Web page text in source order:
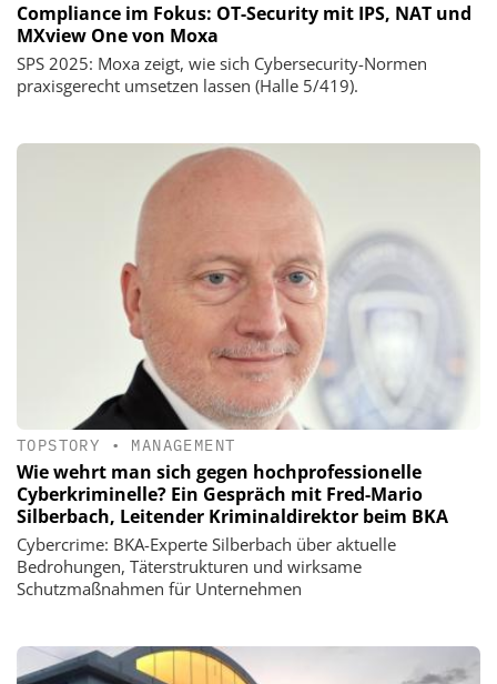
Compliance im Fokus: OT-Security mit IPS, NAT und
MXview One von Moxa
SPS 2025: Moxa zeigt, wie sich Cybersecurity-Normen
praxisgerecht umsetzen lassen (Halle 5/419).
TOPSTORY • MANAGEMENT
Wie wehrt man sich gegen hochprofessionelle
Cyberkriminelle? Ein Gespräch mit Fred-Mario
Silberbach, Leitender Kriminaldirektor beim BKA
Cybercrime: BKA-Experte Silberbach über aktuelle
Bedrohungen, Täterstrukturen und wirksame
Schutzmaßnahmen für Unternehmen